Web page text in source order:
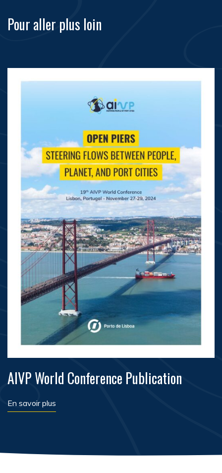
Pour aller plus loin
AIVP World Conference Publication
En savoir plus